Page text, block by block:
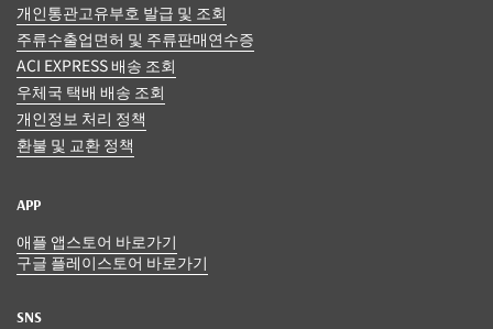
개인통관고유부호 발급 및 조회
주류수출업면허 및 주류판매연수증
ACI EXPRESS 배송 조회
우체국 택배 배송 조회
개인정보 처리 정책
환불 및 교환 정책
APP
애플 앱스토어 바로가기
구글 플레이스토어 바로가기
SNS